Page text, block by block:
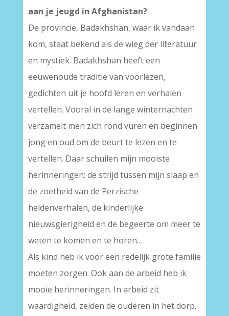
aan je jeugd in Afghanistan?
De provincie, Badakhshan, waar ik vandaan
kom, staat bekend als de wieg der literatuur
en mystiek. Badakhshan heeft een
eeuwenoude traditie van voorlezen,
gedichten uit je hoofd leren en verhalen
vertellen. Vooral in de lange winternachten
verzamelt men zich rond vuren en beginnen
jong en oud om de beurt te lezen en te
vertellen. Daar schuilen mijn mooiste
herinneringen: de strijd tussen mijn slaap en
de zoetheid van de Perzische
heldenverhalen, de kinderlijke
nieuwsgierigheid en de begeerte om meer te
weten te komen en te horen…
Als kind heb ik voor een redelijk grote familie
moeten zorgen. Ook aan de arbeid heb ik
mooie herinneringen. In arbeid zit
waardigheid, zeiden de ouderen in het dorp.